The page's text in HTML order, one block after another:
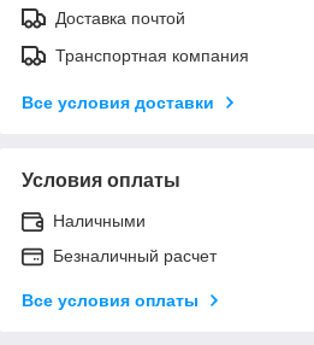
Доставка почтой
Транспортная компания
Все условия доставки
Условия оплаты
Наличными
Безналичный расчет
Все условия оплаты